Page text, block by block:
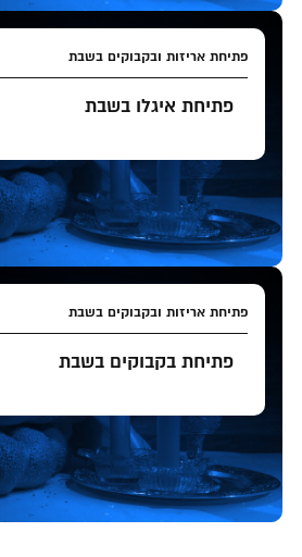
פתיחת אריזות ובקבוקים בשבת
פתיחת איגלו בשבת
פתיחת אריזות ובקבוקים בשבת
פתיחת בקבוקים בשבת